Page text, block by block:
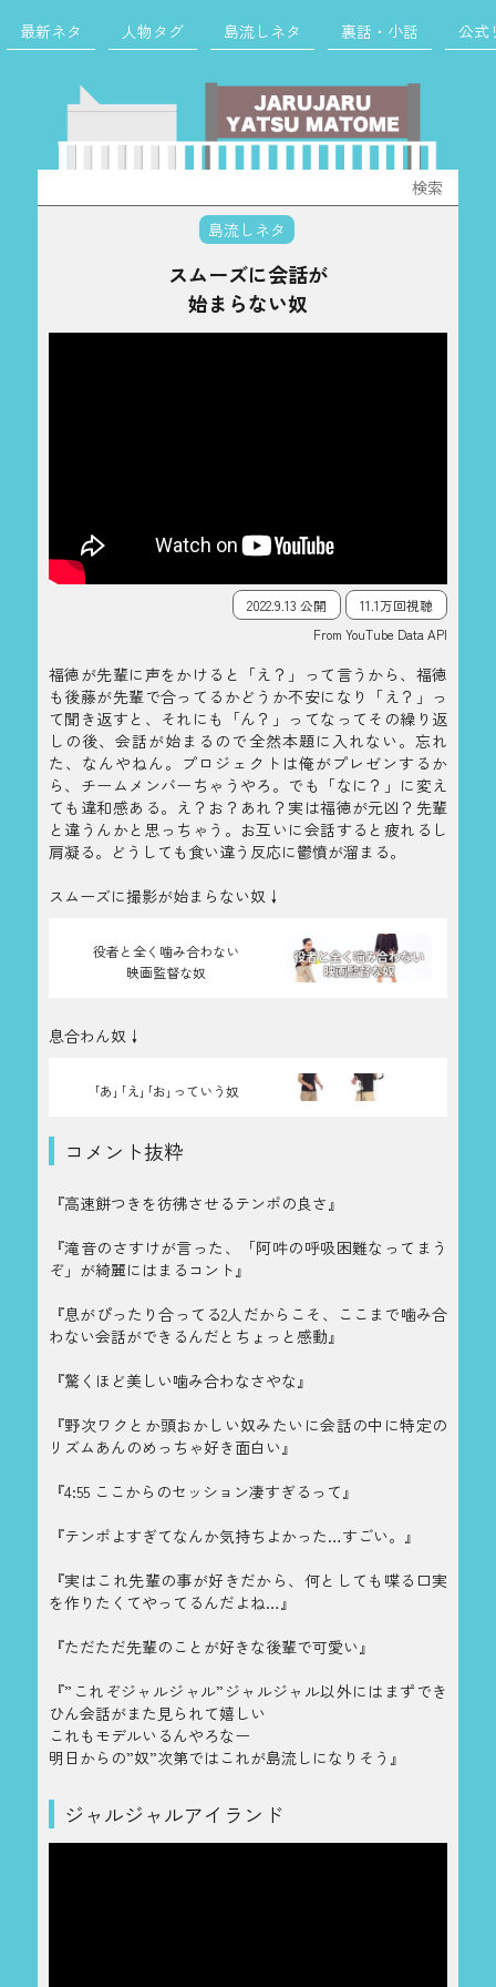
最新ネタ 人物タグ 島流しネタ 裏話・小話 公式
索:
島流しネタ
スムーズに会話が
始まらない奴
2022.9.13 公開
11.1万回視聴
From YouTube Data API
福徳が先輩に声をかけると「え？」って言うから、福徳
も後藤が先輩で合ってるかどうか不安になり「え？」っ
て聞き返すと、それにも「ん？」ってなってその繰り返
しの後、会話が始まるので全然本題に入れない。忘れ
た、なんやねん。プロジェクトは俺がプレゼンするか
ら、チームメンバーちゃうやろ。でも「なに？」に変え
ても違和感ある。え？お？あれ？実は福徳が元凶？先輩
と違うんかと思っちゃう。お互いに会話すると疲れるし
肩凝る。どうしても食い違う反応に鬱憤が溜まる。
スムーズに撮影が始まらない奴↓
役者と全く噛み合わない
映画監督な奴
息合わん奴↓
｢あ｣｢え｣｢お｣っていう奴
コメント抜粋
『高速餅つきを彷彿させるテンポの良さ』
『滝音のさすけが言った、「阿吽の呼吸困難なってまう
ぞ」が綺麗にはまるコント』
『息がぴったり合ってる2人だからこそ、ここまで噛み合
わない会話ができるんだとちょっと感動』
『驚くほど美しい噛み合わなさやな』
『野次ワクとか頭おかしい奴みたいに会話の中に特定の
リズムあんのめっちゃ好き面白い』
『4:55 ここからのセッション凄すぎるって』
『テンポよすぎてなんか気持ちよかった…すごい。』
『実はこれ先輩の事が好きだから、何としても喋る口実
を作りたくてやってるんだよね…』
『ただただ先輩のことが好きな後輩で可愛い』
『”これぞジャルジャル”ジャルジャル以外にはまずでき
ひん会話がまた見られて嬉しい
これもモデルいるんやろなー
明日からの”奴”次第ではこれが島流しになりそう』
ジャルジャルアイランド